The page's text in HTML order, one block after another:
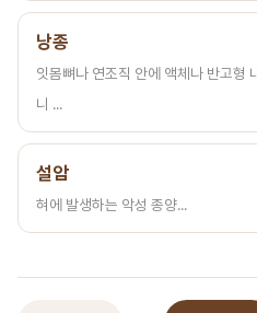
낭종
잇몸뼈나 연조직 안에 액체나 반고형
니 ...
설암
혀에 발생하는 악성 종양...